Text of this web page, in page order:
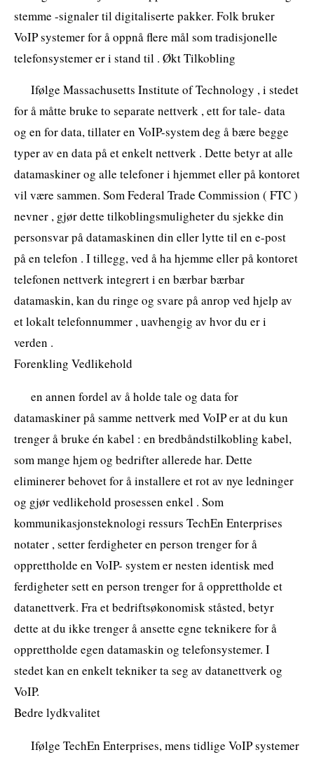
stemme -signaler til digitaliserte pakker. Folk bruker
VoIP systemer for å oppnå flere mål som tradisjonelle
telefonsystemer er i stand til . Økt Tilkobling
Ifølge Massachusetts Institute of Technology , i stedet
for å måtte bruke to separate nettverk , ett for tale- data
og en for data, tillater en VoIP-system deg å bære begge
typer av en data på et enkelt nettverk . Dette betyr at alle
datamaskiner og alle telefoner i hjemmet eller på kontoret
vil være sammen. Som Federal Trade Commission ( FTC )
nevner , gjør dette tilkoblingsmuligheter du sjekke din
personsvar på datamaskinen din eller lytte til en e-post
på en telefon . I tillegg, ved å ha hjemme eller på kontoret
telefonen nettverk integrert i en bærbar bærbar
datamaskin, kan du ringe og svare på anrop ved hjelp av
et lokalt telefonnummer , uavhengig av hvor du er i
verden .
Forenkling Vedlikehold
en annen fordel av å holde tale og data for
datamaskiner på samme nettverk med VoIP er at du kun
trenger å bruke én kabel : en bredbåndstilkobling kabel,
som mange hjem og bedrifter allerede har. Dette
eliminerer behovet for å installere et rot av nye ledninger
og gjør vedlikehold prosessen enkel . Som
kommunikasjonsteknologi ressurs TechEn Enterprises
notater , setter ferdigheter en person trenger for å
opprettholde en VoIP- system er nesten identisk med
ferdigheter sett en person trenger for å opprettholde et
datanettverk. Fra et bedriftsøkonomisk ståsted, betyr
dette at du ikke trenger å ansette egne teknikere for å
opprettholde egen datamaskin og telefonsystemer. I
stedet kan en enkelt tekniker ta seg av datanettverk og
VoIP.
Bedre lydkvalitet
Ifølge TechEn Enterprises, mens tidlige VoIP systemer